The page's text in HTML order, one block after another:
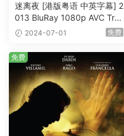
迷离夜 [港版粤语 中英字幕] 2
013 BluRay 1080p AVC Tru
eHD5.1 [BDISO 22.64GB]
2024-07-01 免费
免费